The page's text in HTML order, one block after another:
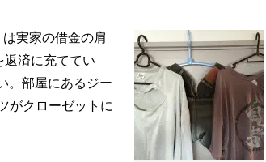
実家の借金の肩
済に充ててい
。部屋にあるジー
がクローゼットに